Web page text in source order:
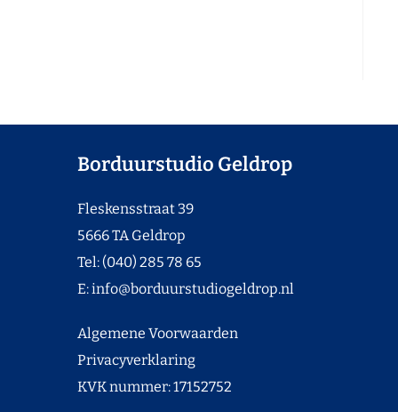
Borduurstudio Geldrop
Fleskensstraat 39
5666 TA Geldrop
Tel: (040) 285 78 65
E:info@borduurstudiogeldrop.nl
Algemene Voorwaarden
Privacyverklaring
KVK nummer: 17152752